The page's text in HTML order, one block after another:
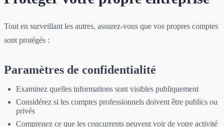
Tout en surveillant les autres, assurez-vous que vos propres comptes
sont protégés :
Paramètres de confidentialité
Examinez quelles informations sont visibles publiquement
Considérez si les comptes professionnels doivent être publics ou
privés
Comprenez ce que les concurrents peuvent voir de votre activité